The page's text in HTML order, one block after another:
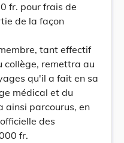
fr. pour frais de
de la façon
tant effectif
collège, remettra au
qu'il a fait en sa
médical et du
ainsi parcourus, en
des
fr.